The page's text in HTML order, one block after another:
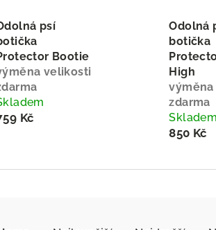
psí
Bootie
velikosti
Kč
Odolná
botička
High
zdarma
Skladem
850 Kč